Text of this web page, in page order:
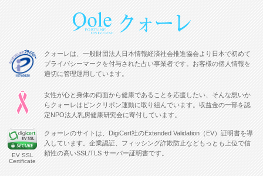
クォーレは、一般財団法人日本情報経済社会推進協会より日本で初めて
プライバシーマークを付与された占い事業者です。お客様の個人情報を
適切に管理運用しています。
女性が心と身体の両面から健康であることを応援したい、そんな想いか
らクォーレはピンクリボン運動に取り組んでいます。収益金の一部を認
定NPO法人乳房健康研究会に寄付しています。
EV SSL
Certificate
クォーレのサイトは、DigiCert社のExtended Validation（EV）証明書を導
入しています。企業認証、フィッシング詐欺防止などもっとも上位で信
頼性の高いSSL/TLS サーバー証明書です。